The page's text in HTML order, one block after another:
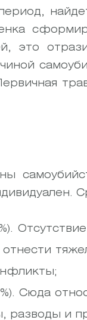
это
Сюда
разводы и